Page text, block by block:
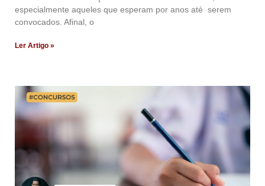
especialmente aqueles que esperam por anos até serem
convocados. Afinal, o
Ler Artigo »